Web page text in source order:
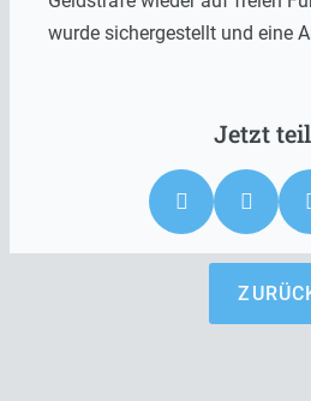
wurde sichergestellt und eine